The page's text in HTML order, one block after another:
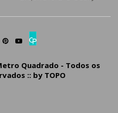
Quadrado - Todos os
:: by TOPO